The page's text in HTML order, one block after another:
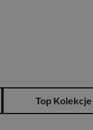
Top Kolekcje